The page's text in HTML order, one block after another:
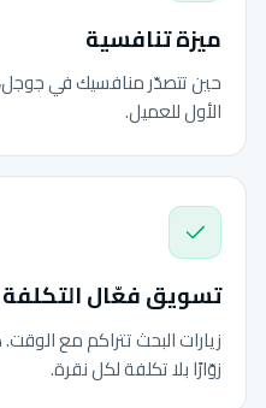
ميزة تنافسية
حين تتصدّر منافسيك في جوجل،
الأول للعميل.
تسويق فعّال التكلفة
زيارات البحث تتراكم مع
زوّارًا بلا تكلفة لكل نقرة.